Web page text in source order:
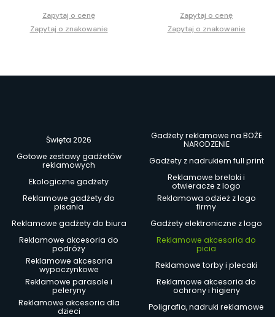
Zapytaj o cenę
Zapytaj o znakowanie
Zapytaj o cenę
Zapytaj o znakowanie
Święta 2026
Gadżety reklamowe na BOŻE
NARODZENIE
Gotowe zestawy gadżetów
reklamowych
Gadżety z nadrukiem full print
Ekologiczne gadżety
Reklamowe breloki i
otwieracze z logo
Reklamowe gadżety do
pisania
Reklamowa odzież z logo
firmy
Reklamowe gadżety do biura
Gadżety elektroniczne z logo
Reklamowe akcesoria do
podróży
Reklamowe akcesoria do
picia
Reklamowe akcesoria
wypoczynkowe
Reklamowe torby i plecaki
Reklamowe parasole i
peleryny
Reklamowe akcesoria do
ochrony i higieny
Reklamowe akcesoria dla
dzieci
Poligrafia, nadruki reklamowe